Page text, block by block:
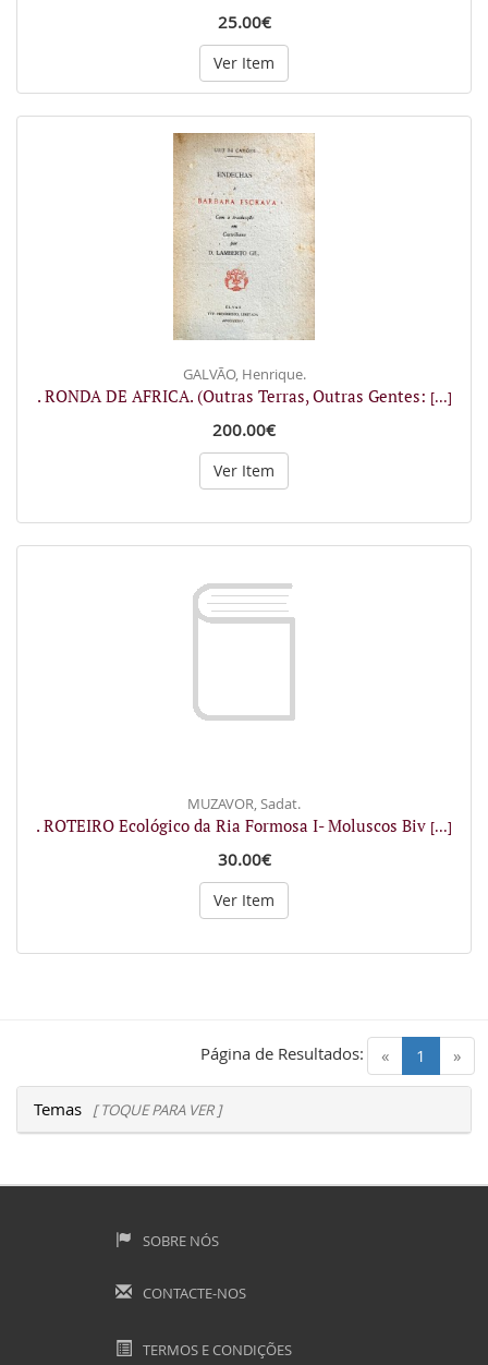
25.00€
Ver Item
GALVÃO, Henrique.
. RONDA DE AFRICA. (Outras Terras, Outras Gentes: [...]
200.00€
Ver Item
MUZAVOR, Sadat.
. ROTEIRO Ecológico da Ria Formosa I- Moluscos Biv [...]
30.00€
Ver Item
« 1 (current)
»
Página de Resultados:
Temas [ TOQUE PARA VER ]
SOBRE NÓS
CONTACTE-NOS
TERMOS E CONDIÇÕES